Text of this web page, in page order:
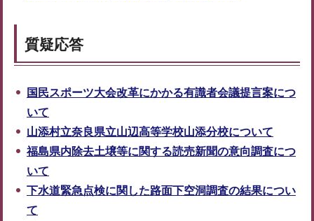
質疑応答
国民スポーツ大会改革にかかる有識者会議提言案につ
いて
山添村立奈良県立山辺高等学校山添分校について
福島県内除去土壌等に関する読売新聞の意向調査につ
いて
下水道緊急点検に関した路面下空洞調査の結果につい
て